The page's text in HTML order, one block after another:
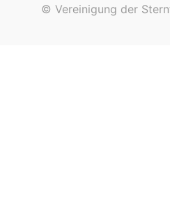
© Vereinigung der